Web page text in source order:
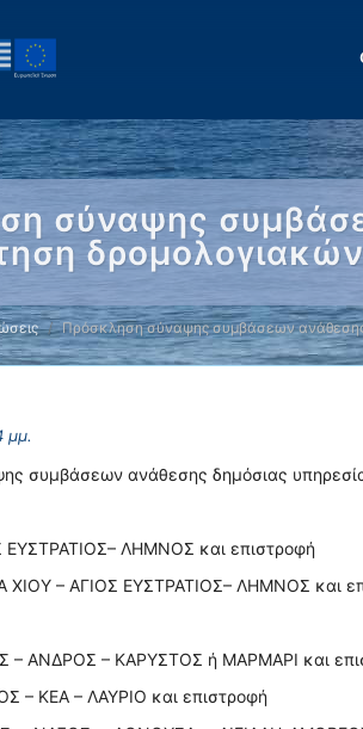
σύναψης
Πρόσκληση σύναψης συμβάσεων
μμ.
συμβάσεων ανάθεσης δημόσιας
ΕΥΣΤΡΑΤΙΟΣ– ΛΗΜΝΟΣ και επιστροφή
ΧΙΟΥ – ΑΓΙΟΣ ΕΥΣΤΡΑΤΙΟΣ– ΛΗΜΝΟΣ και
– ΑΝΔΡΟΣ – ΚΑΡΥΣΤΟΣ ή ΜΑΡΜΑΡΙ και
– ΚΕΑ – ΛΑΥΡΙΟ και επιστροφή